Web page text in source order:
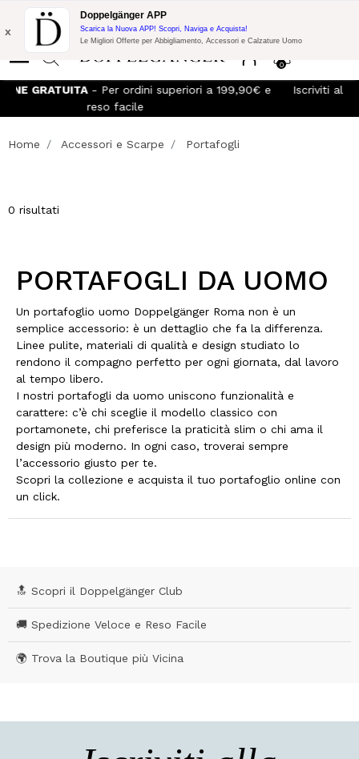
Promo Flash:
10% di Extra Sconto su 300€ di Acquisto con codice:
DOPPEL300
0
x
Doppelgänger APP
Scarica la Nuova APP! Scopri, Naviga e Acquista!
Le Migliori Offerte per Abbigliamento, Accessori e Calzature Uomo
SPEDIZIONE GRATUITA - Per ordini superiori a 199,90€ e
Home Accessori e Scarpe Portafogli
0 risultati
PORTAFOGLI DA UOMO
Un portafoglio uomo Doppelgänger Roma non è un
semplice accessorio: è un dettaglio che fa la differenza.
Linee pulite, materiali di qualità e design studiato lo
rendono il compagno perfetto per ogni giornata, dal lavoro
al tempo libero.
I nostri portafogli da uomo uniscono funzionalità e
carattere: c’è chi sceglie il modello classico con
portamonete, chi preferisce la praticità slim o chi ama il
design più moderno. In ogni caso, troverai sempre
l’accessorio giusto per te.
Scopri la collezione e acquista il tuo portafoglio online con
un click.
🔝 Scopri il Doppelgänger Club
🚚 Spedizione Veloce e Reso Facile
🌍 Trova la Boutique più Vicina